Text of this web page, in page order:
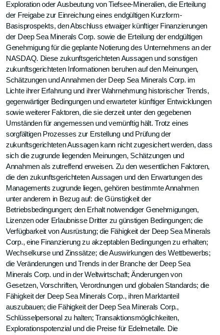
Exploration oder Ausbeutung von Tiefsee-Mineralien, die Erteilung
der Freigabe zur Einreichung eines endgültigen Kurzform-
Basisprospekts, den Abschluss etwaiger künftiger Finanzierungen
der Deep Sea Minerals Corp. sowie die Erteilung der endgültigen
Genehmigung für die geplante Notierung des Unternehmens an der
NASDAQ. Diese zukunftsgerichteten Aussagen und sonstigen
zukunftsgerichteten Informationen beruhen auf den Meinungen,
Schätzungen und Annahmen der Deep Sea Minerals Corp. im
Lichte ihrer Erfahrung und ihrer Wahrnehmung historischer Trends,
gegenwärtiger Bedingungen und erwarteter künftiger Entwicklungen
sowie weiterer Faktoren, die sie derzeit unter den gegebenen
Umständen für angemessen und vernünftig hält. Trotz eines
sorgfältigen Prozesses zur Erstellung und Prüfung der
zukunftsgerichteten Aussagen kann nicht zugesichert werden, dass
sich die zugrunde liegenden Meinungen, Schätzungen und
Annahmen als zutreffend erweisen. Zu den wesentlichen Faktoren,
die den zukunftsgerichteten Aussagen und den Erwartungen des
Managements zugrunde liegen, gehören bestimmte Annahmen
unter anderem in Bezug auf: die Günstigkeit der
Betriebsbedingungen; den Erhalt notwendiger Genehmigungen,
Lizenzen oder Erlaubnisse Dritter zu günstigen Bedingungen; die
Verfügbarkeit von Ausrüstung; die Fähigkeit der Deep Sea Minerals
Corp., eine Finanzierung zu akzeptablen Bedingungen zu erhalten;
Wechselkurse und Zinssätze; die Auswirkungen des Wettbewerbs;
die Veränderungen und Trends in der Branche der Deep Sea
Minerals Corp. und in der Weltwirtschaft; Änderungen von
Gesetzen, Vorschriften, Verordnungen und globalen Standards; die
Fähigkeit der Deep Sea Minerals Corp., ihren Marktanteil
auszubauen; die Fähigkeit der Deep Sea Minerals Corp.,
Schlüsselpersonal zu halten; Transaktionsmöglichkeiten,
Explorationspotenzial und die Preise für Edelmetalle. Die